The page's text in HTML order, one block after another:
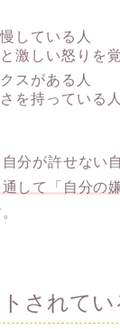
している人
激しい怒りを覚
スがある人
を持っている
分が許せない
して「自分の
されてい